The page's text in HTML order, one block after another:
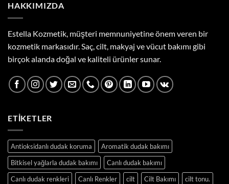
HAKKIMIZDA
Estella Kozmetik, müşteri memnuniyetine önem veren bir
kozmetik markasıdır. Saç, cilt, makyaj ve vücut bakımı gibi
birçok alanda doğal ve kaliteli ürünler sunar.
ETIKETLER
Antioksidanlı dudak koruma
Aromatik dudak bakımı
Bitkisel yağlarla dudak bakımı
Canlı dudak bakımı
Canlı dudak renkleri
Canlı Renkler cilt Cilt Bakımı
cilt tonu.